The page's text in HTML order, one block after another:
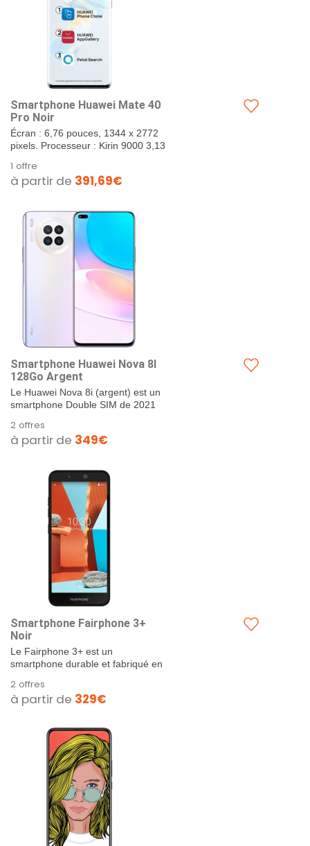
Smartphone Huawei Mate 40
Pro Noir
Écran : 6,76 pouces, 1344 x 2772
pixels. Processeur : Kirin 9000 3,13
+ 20 Mpx +...
1 offre
à partir de 391,69€
Smartphone Huawei Nova 8I
128Go Argent
Le Huawei Nova 8i (argent) est un
smartphone Double SIM de 2021
appareil photo...
2 offres
à partir de 349€
Smartphone Fairphone 3+
Noir
Le Fairphone 3+ est un
smartphone durable et fabriqué en
Optez pour un smartphone...
2 offres
à partir de 329€